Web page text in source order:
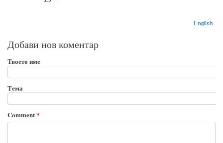
English
Добави нов коментар
Твоето име
Тема
Comment*